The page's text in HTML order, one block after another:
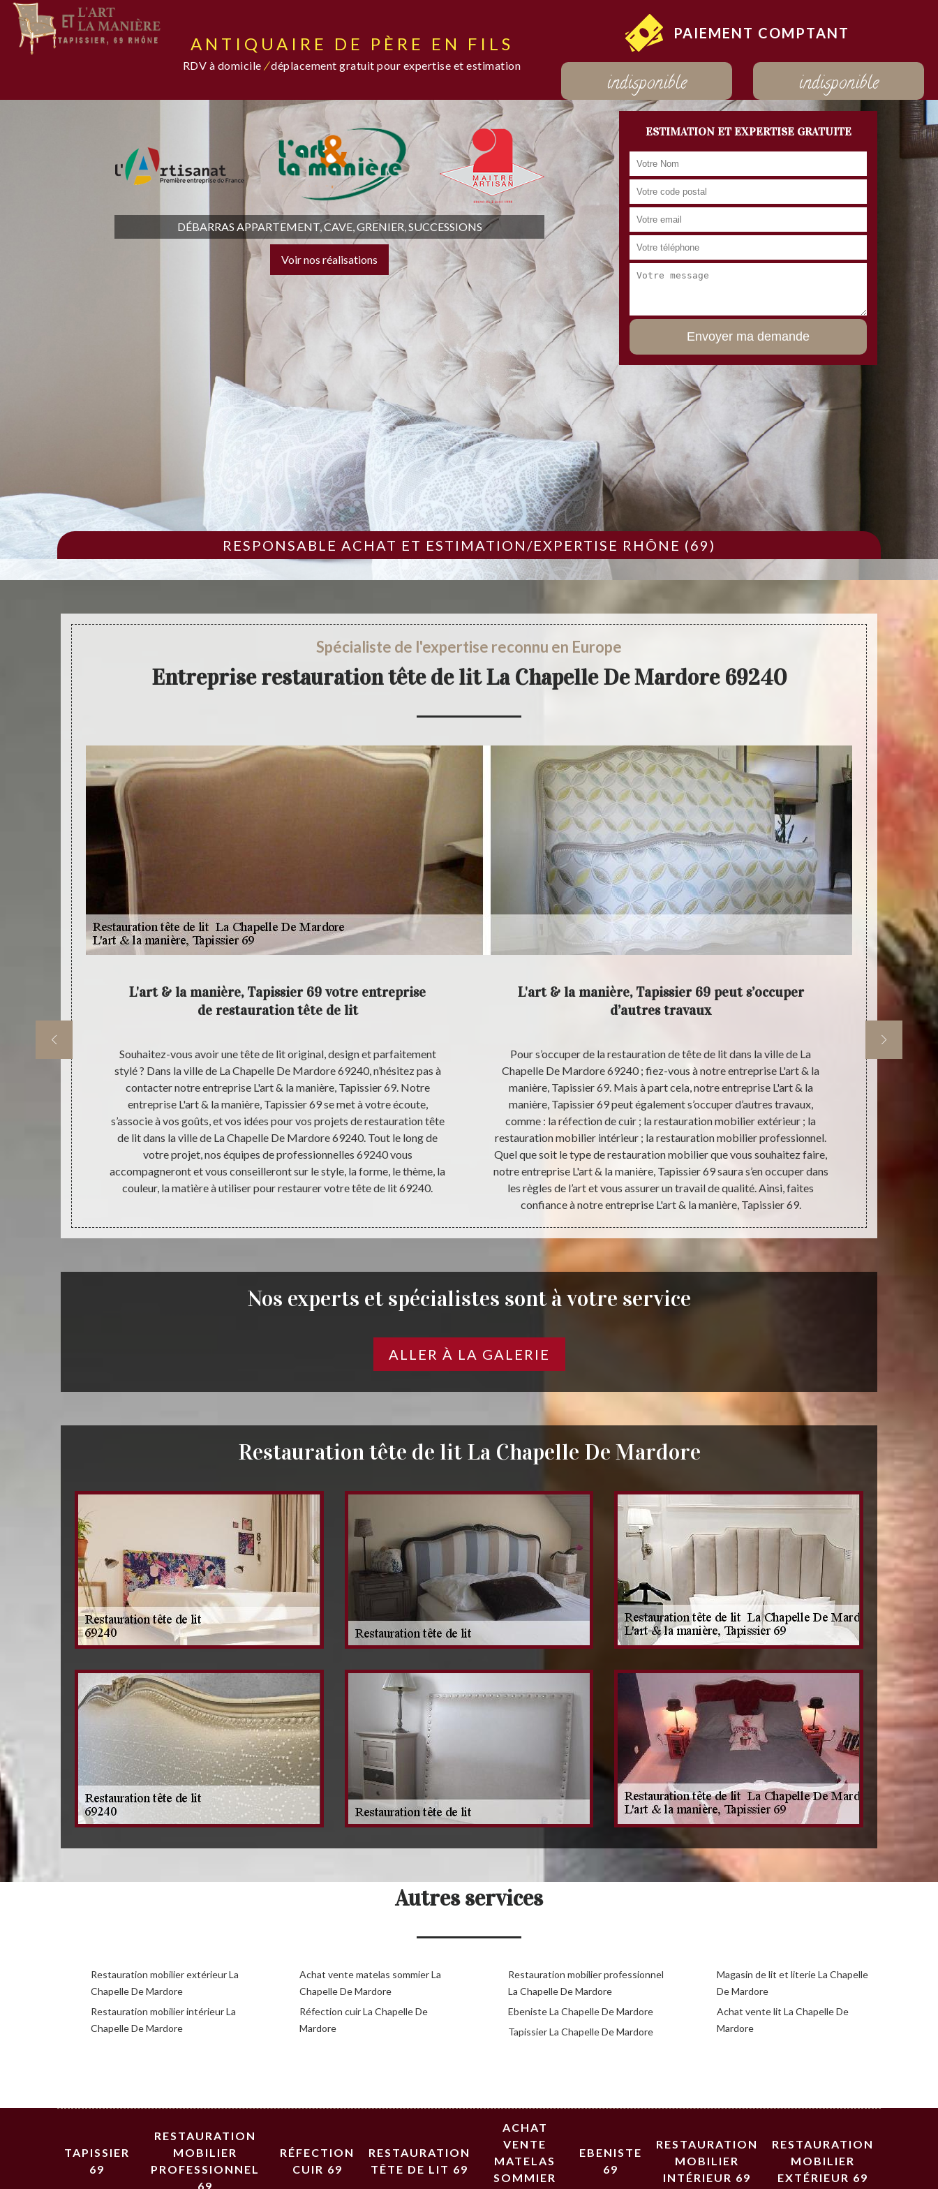
ANTIQUAIRE DE PÈRE EN FILS
RDV à domicile /déplacement gratuit pour expertise et estimation
PAIEMENT COMPTANT
indisponible indisponible
DÉBARRAS APPARTEMENT, CAVE, GRENIER, SUCCESSIONS
Voir nos réalisations
ESTIMATION ET EXPERTISE GRATUITE
RESPONSABLE ACHAT ET ESTIMATION/EXPERTISE RHÔNE (69)
Spécialiste de l'expertise reconnu en Europe
Entreprise restauration tête de lit La Chapelle De Mardore 69240
L'art & la manière, Tapissier 69 votre entreprise
de restauration tête de lit
Souhaitez-vous avoir une tête de lit original, design et parfaitement
stylé ? Dans la ville de La Chapelle De Mardore 69240, n’hésitez pas à
contacter notre entreprise L'art & la manière, Tapissier 69. Notre
entreprise L'art & la manière, Tapissier 69 se met à votre écoute,
s’associe à vos goûts, et vos idées pour vos projets de restauration tête
de lit dans la ville de La Chapelle De Mardore 69240. Tout le long de
votre projet, nos équipes de professionnelles 69240 vous
accompagneront et vous conseilleront sur le style, la forme, le thème, la
couleur, la matière à utiliser pour restaurer votre tête de lit 69240.
L'art & la manière, Tapissier 69 peut s’occuper
d’autres travaux
Pour s’occuper de la restauration de tête de lit dans la ville de La
Chapelle De Mardore 69240 ; fiez-vous à notre entreprise L'art & la
manière, Tapissier 69. Mais à part cela, notre entreprise L'art & la
manière, Tapissier 69 peut également s’occuper d’autres travaux,
comme : la réfection de cuir ; la restauration mobilier extérieur ; la
restauration mobilier intérieur ; la restauration mobilier professionnel.
Quel que soit le type de restauration mobilier que vous souhaitez faire,
notre entreprise L'art & la manière, Tapissier 69 saura s’en occuper dans
les règles de l’art et vous assurer un travail de qualité. Ainsi, faites
confiance à notre entreprise L'art & la manière, Tapissier 69.
Nos experts et spécialistes sont à votre service
ALLER À LA GALERIE
Restauration tête de lit La Chapelle De Mardore
Autres services
Restauration mobilier extérieur La
Chapelle De Mardore
Restauration mobilier intérieur La
Chapelle De Mardore
Achat vente matelas sommier La
Chapelle De Mardore
Réfection cuir La Chapelle De
Mardore
Restauration mobilier professionnel
La Chapelle De Mardore
Ebeniste La Chapelle De Mardore
Tapissier La Chapelle De Mardore
Magasin de lit et literie La Chapelle
De Mardore
Achat vente lit La Chapelle De
Mardore
TAPISSIER
69
RESTAURATION
MOBILIER
PROFESSIONNEL
69
RÉFECTION
CUIR 69
RESTAURATION
TÊTE DE LIT 69
ACHAT
VENTE
MATELAS
SOMMIER
EBENISTE
69
RESTAURATION
MOBILIER
INTÉRIEUR 69
RESTAURATION
MOBILIER
EXTÉRIEUR 69